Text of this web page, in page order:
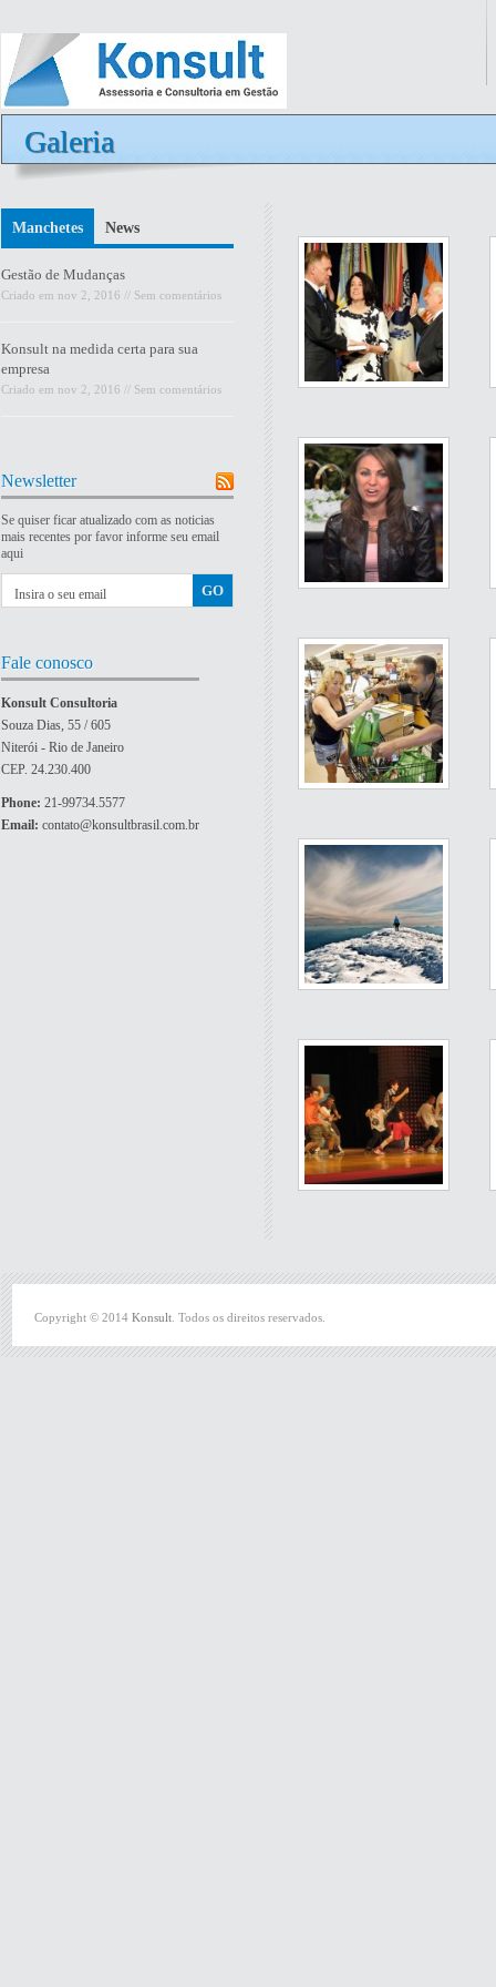
Galeria
Manchetes News
Gestão de Mudanças
Criado em nov 2, 2016 // Sem comentários
Konsult na medida certa para sua
empresa
Criado em nov 2, 2016 // Sem comentários
Newsletter
Se quiser ficar atualizado com as noticias
mais recentes por favor informe seu email
aqui
Fale conosco
Konsult Consultoria
Souza Dias, 55 / 605
Niterói - Rio de Janeiro
CEP. 24.230.400
Phone: 21-99734.5577
Email: contato@konsultbrasil.com.br
Copyright © 2014 Konsult . Todos os direitos reservados.